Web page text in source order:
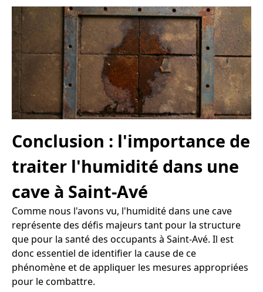
Conclusion : l'importance de
traiter l'humidité dans une
cave à Saint-Avé
Comme nous l'avons vu, l'humidité dans une cave
représente des défis majeurs tant pour la structure
que pour la santé des occupants à Saint-Avé. Il est
donc essentiel de identifier la cause de ce
phénomène et de appliquer les mesures appropriées
pour le combattre.